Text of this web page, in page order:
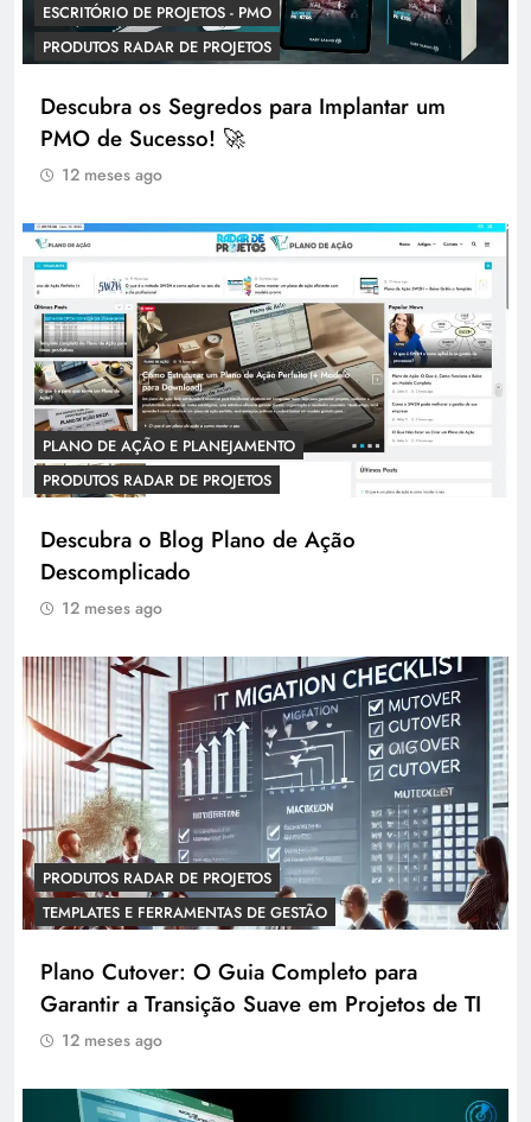
ESCRITÓRIO DE PROJETOS - PMO
PRODUTOS RADAR DE PROJETOS
Descubra os Segredos para Implantar um
PMO de Sucesso! 🚀
12 meses ago
PLANO DE AÇÃO E PLANEJAMENTO
PRODUTOS RADAR DE PROJETOS
Descubra o Blog Plano de Ação
Descomplicado
12 meses ago
PRODUTOS RADAR DE PROJETOS
TEMPLATES E FERRAMENTAS DE GESTÃO
Plano Cutover: O Guia Completo para
Garantir a Transição Suave em Projetos de TI
12 meses ago